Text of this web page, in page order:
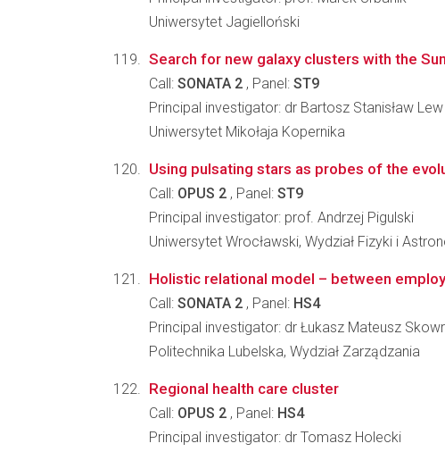
Uniwersytet Jagielloński
Search for new galaxy clusters with the
Call: SONATA 2 , Panel: ST9
Principal investigator: dr Bartosz Stanisław Lew
Uniwersytet Mikołaja Kopernika
Using pulsating stars as probes of the
Call: OPUS 2 , Panel: ST9
Principal investigator: prof. Andrzej Pigulski
Uniwersytet Wrocławski, Wydział Fizyki i
Holistic relational model – between
Call: SONATA 2 , Panel: HS4
Principal investigator: dr Łukasz Mateusz
Politechnika Lubelska, Wydział Zarządzania
Regional health care cluster
Call: OPUS 2 , Panel: HS4
Principal investigator: dr Tomasz Holecki